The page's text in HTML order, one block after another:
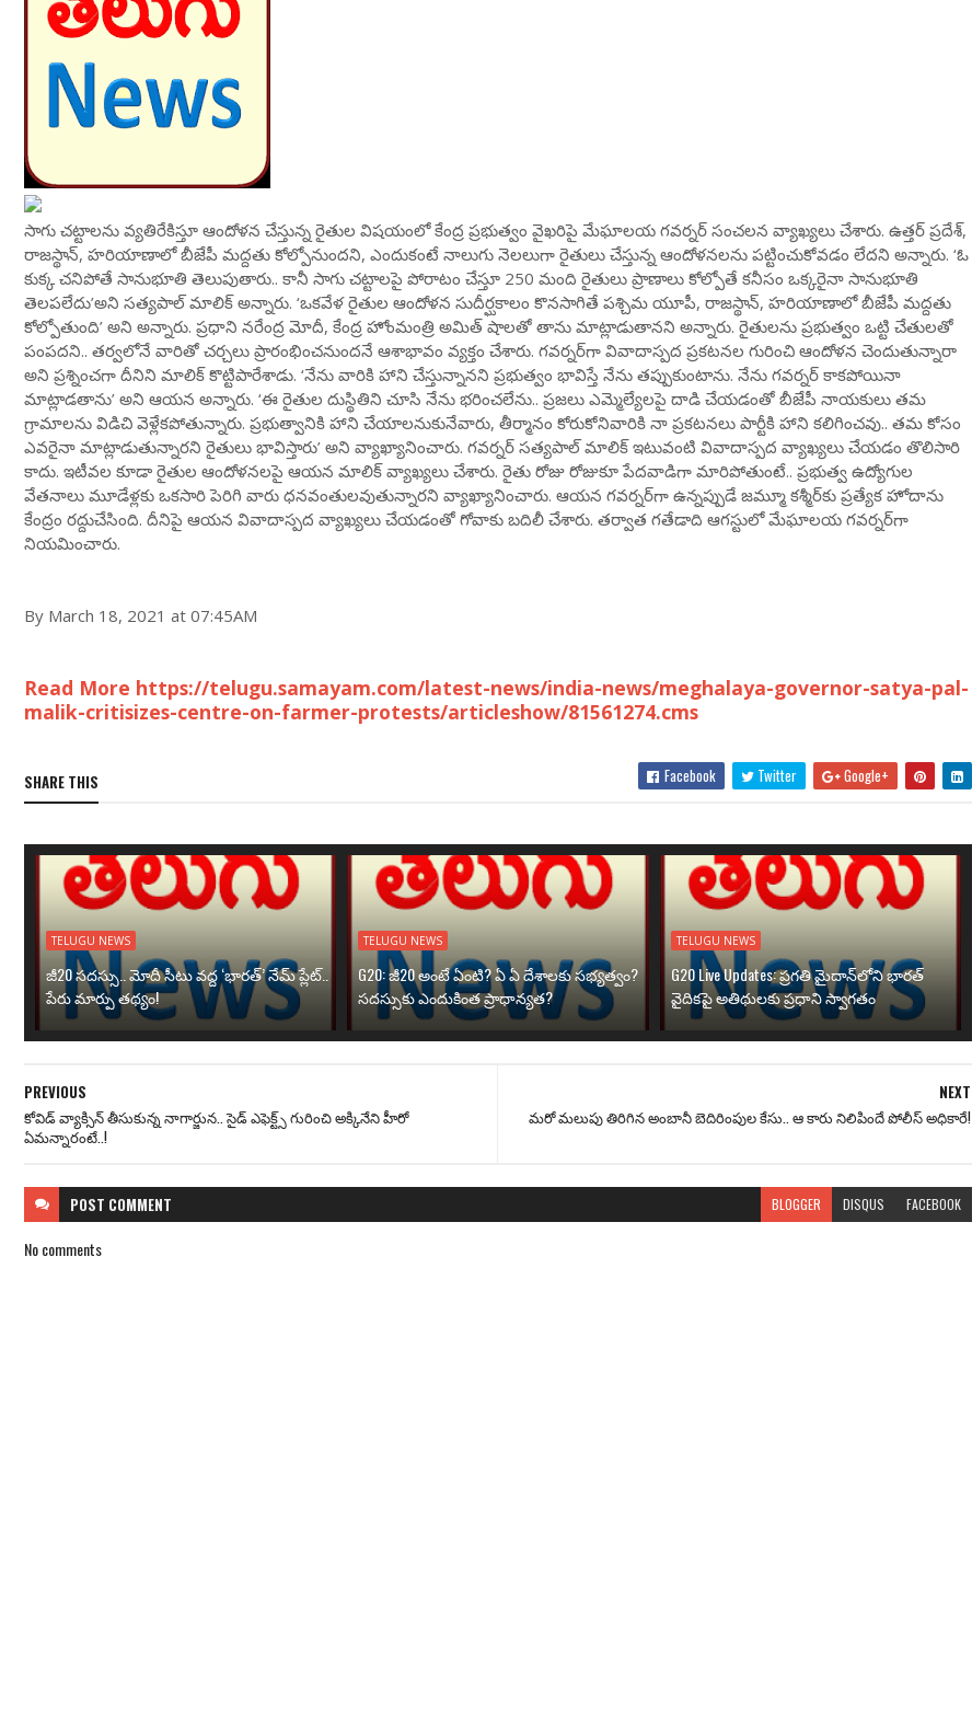
సాగు చట్టాలను వ్యతిరేకిస్తూ ఆందోళన చేస్తున్న రైతుల విషయంలో కేంద్ర ప్రభుత్వం వైఖరిపై మేఘాలయ గవర్నర్ సంచలన వ్యాఖ్యలు చేశారు. ఉత్తర్ ప్రదేశ్,
రాజస్థాన్, హరియాణాలో బీజేపీ మద్దతు కోల్పోనుందని, ఎందుకంటే నాలుగు నెలలుగా రైతులు చేస్తున్న ఆందోళనలను పట్టించుకోవడం లేదని అన్నారు. ‘ఓ
కుక్క చనిపోతే సానుభూతి తెలుపుతారు.. కానీ సాగు చట్టాలపై పోరాటం చేస్తూ 250 మంది రైతులు ప్రాణాలు కోల్పోతే కనీసం ఒక్కరైనా సానుభూతి
తెలపలేదు’అని సత్యపాల్ మాలిక్ అన్నారు. ‘ఒకవేళ రైతుల ఆందోళన సుదీర్ఘకాలం కొనసాగితే పశ్చిమ యూపీ, రాజస్థాన్, హరియాణాలో బీజేపీ మద్దతు
కోల్పోతుంది’ అని అన్నారు. ప్రధాని నరేంద్ర మోదీ, కేంద్ర హోంమంత్రి అమిత్ షాలతో తాను మాట్లాడుతానని అన్నారు. రైతులను ప్రభుత్వం ఒట్టి చేతులతో
పంపదని.. తర్వలోనే వారితో చర్చలు ప్రారంభించనుందనే ఆశాభావం వ్యక్తం చేశారు. గవర్నర్‌గా వివాదాస్పద ప్రకటనల గురించి ఆందోళన చెందుతున్నారా
అని ప్రశ్నించగా దీనిని మాలిక్ కొట్టిపారేశాడు. ‘నేను వారికి హాని చేస్తున్నానని ప్రభుత్వం భావిస్తే నేను తప్పుకుంటాను. నేను గవర్నర్ కాకపోయినా
మాట్లాడతాను’ అని ఆయన అన్నారు. ‘ఈ రైతుల దుస్థితిని చూసి నేను భరించలేను.. ప్రజలు ఎమ్మెల్యేలపై దాడి చేయడంతో బీజేపీ నాయకులు తమ
గ్రామాలను విడిచి వెళ్లేకపోతున్నారు. ప్రభుత్వానికి హాని చేయాలనుకునేవారు, తీర్మానం కోరుకోనివారికి నా ప్రకటనలు పార్టీకి హాని కలిగించవు.. తమ కోసం
ఎవరైనా మాట్లాడుతున్నారని రైతులు భావిస్తారు’ అని వ్యాఖ్యానించారు. గవర్నర్ సత్యపాల్ మాలిక్‌ ఇటువంటి వివాదాస్పద వ్యాఖ్యలు చేయడం తొలిసారి
కాదు. ఇటీవల కూడా రైతుల ఆందోళనలపై ఆయన మాలిక్ వ్యాఖ్యలు చేశారు. రైతు రోజు రోజుకూ పేదవాడిగా మారిపోతుంటే.. ప్రభుత్వ ఉద్యోగుల
వేతనాలు మూడేళ్లకు ఒకసారి పెరిగి వారు ధనవంతులవుతున్నారని వ్యాఖ్యానించారు. ఆయన గవర్నర్‌గా ఉన్నప్పుడే జమ్మూ కశ్మీర్‌కు ప్రత్యేక హోదాను
కేంద్రం రద్దుచేసింది. దీనిపై ఆయన వివాదాస్పద వ్యాఖ్యలు చేయడంతో గోవాకు బదిలీ చేశారు. తర్వాత గతేడాది ఆగస్టులో మేఘాలయ గవర్నర్‌గా
నియమించారు.
By March 18, 2021 at 07:45AM
Read More https://telugu.samayam.com/latest-news/india-news/meghalaya-governor-satya-pal-
malik-critisizes-centre-on-farmer-protests/articleshow/81561274.cms
SHARE THIS Facebook Twitter Google+
TELUGU NEWS
జీ20 సదస్సు.. మోదీ సీటు వద్ద ‘భారత్’ నేమ్ ప్లేట్‌..
పేరు మార్పు తథ్యం!
TELUGU NEWS
G20: జీ20 అంటే ఏంటి? ఏ ఏ దేశాలకు సభ్యత్వం?
సదస్సుకు ఎందుకింత ప్రాధాన్యత?
TELUGU NEWS
G20 Live Updates: ప్రగతి మైదాన్‌లోని భారత్
వైదికపై అతిథులకు ప్రధాని స్వాగతం
NEXT
మరో మలుపు తిరిగిన అంబానీ బెదిరింపుల కేసు.. ఆ కారు నిలిపిందే పోలీస్ అధికారే!
PREVIOUS
కోవిడ్ వ్యాక్సిన్ తీసుకున్న నాగార్జున.. సైడ్ ఎఫెక్ట్స్‌‌ గురించి అక్కినేని హీరో
ఏమన్నారంటే..!
POST COMMENT BLOGGER DISQUS FACEBOOK
No comments